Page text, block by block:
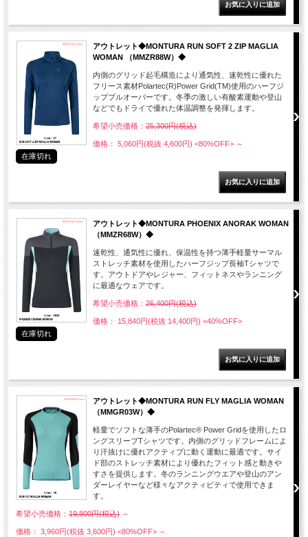
アウトレット◆MONTURA RUN SOFT 2 ZIP MAGLIA
WOMAN （MMZR88W）◆
内側のグリッド起毛構造により通気性、速乾性に優れた
フリース素材Polartec(R)Power Grid(TM)使用のハーフジ
ッププルオーバーです。冬季の激しい有酸素運動や登山
などでもドライで優れた体温調整を発揮します。
希望小売価格： 25,300円(税込)
価格： 5,060円(税抜 4,600円) <80%OFF> ～
在庫切れ
アウトレット◆MONTURA PHOENIX ANORAK WOMAN
（MMZR68W）◆
速乾性、通気性に優れ、保温性を持つ薄手軽量サーマル
ストレッチ素材を使用したハーフジップ長袖Tシャツで
す。アウトドアやレジャー、フィットネスやランニング
に最適なウェアです。
希望小売価格： 26,400円(税込)
価格： 15,840円(税抜 14,400円) <40%OFF>
在庫切れ
アウトレット◆MONTURA RUN FLY MAGLIA WOMAN
（MMGR03W）◆
軽量でソフトな薄手のPolartec® Power Gridを使用したロ
ングスリーブTシャツです。内側のグリッドフレームによ
り汗抜けに優れアクティブに動く運動に最適です。サイ
ド部のストレッチ素材により優れたフィット感と動きや
すさを提供します。冬のランニングウエアや登山のアン
ダーレイヤーなど様々なアクティビティで使用できま
す。
希望小売価格： 19,800円(税込) ～
価格： 3,960円(税抜 3,600円) <80%OFF> ～